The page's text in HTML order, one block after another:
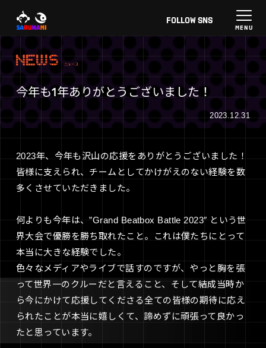
FOLLOWSNS
NEWS ニュース
今年も1年ありがとうございました！
2023.12.31
2023年、今年も沢山の応援をありがとうございました！
皆様に支えられ、チームとしてかけがえのない経験を数
多くさせていただきました。
何よりも今年は、”Grand Beatbox Battle 2023″ という世
界大会で優勝を勝ち取れたこと。これは僕たちにとって
本当に大きな経験でした。
色々なメディアやライブで話すのですが、やっと胸を張
って世界一のクルーだと言えること、そして結成当時か
ら今にかけて応援してくださる全ての皆様の期待に応え
られたことが本当に嬉しくて、諦めずに頑張って良かっ
たと思っています。